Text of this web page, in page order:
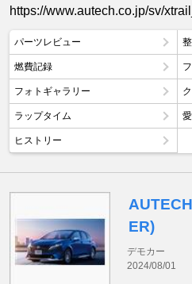
https://www.autech.co.jp/sv/
パーツレビュー
燃費記録
フォトギャラリー
ラップタイム
ヒストリー
ER)
デモカー
2024/08/01